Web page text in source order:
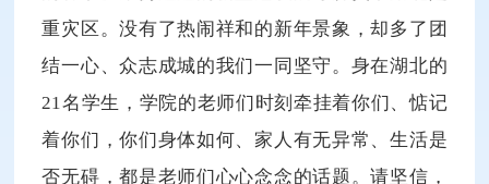
重灾区。没有了热闹祥和的新年景象，却多了团
结一心、众志成城的我们一同坚守。身在湖北的
21名学生，学院的老师们时刻牵挂着你们、惦记
着你们，你们身体如何、家人有无异常、生活是
否无碍，都是老师们心心念念的话题。请坚信，